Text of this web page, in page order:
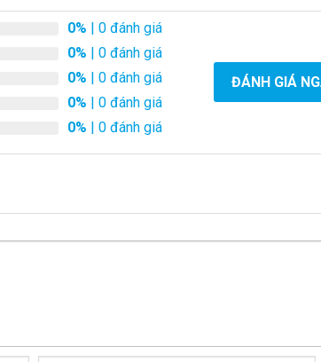
0% | 0 đánh giá
0% | 0 đánh giá
0% | 0 đánh giá
0% | 0 đánh giá
0% | 0 đánh giá
ĐÁNH GIÁ